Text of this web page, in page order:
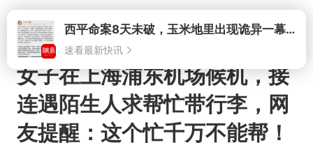
打开西平命案8天未破，玉米地里出现诡异一幕，我突然想起了欧金中
速看最新快讯
女子在上海浦东机场候机，接
连遇陌生人求帮忙带行李，网
友提醒：这个忙千万不能帮！